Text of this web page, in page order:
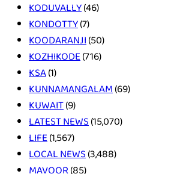
KODUVALLY(46)
KONDOTTY(7)
KOODARANJI(50)
KOZHIKODE(716)
KSA(1)
KUNNAMANGALAM(69)
KUWAIT(9)
LATEST NEWS(15,070)
LIFE(1,567)
LOCAL NEWS(3,488)
MAVOOR(85)